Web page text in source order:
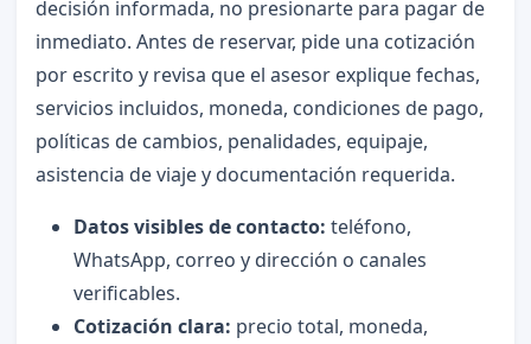
decisión informada, no presionarte para pagar de
inmediato. Antes de reservar, pide una cotización
por escrito y revisa que el asesor explique fechas,
servicios incluidos, moneda, condiciones de pago,
políticas de cambios, penalidades, equipaje,
asistencia de viaje y documentación requerida.
Datos visibles de contacto: teléfono,
WhatsApp, correo y dirección o canales
verificables.
Cotización clara: precio total, moneda,